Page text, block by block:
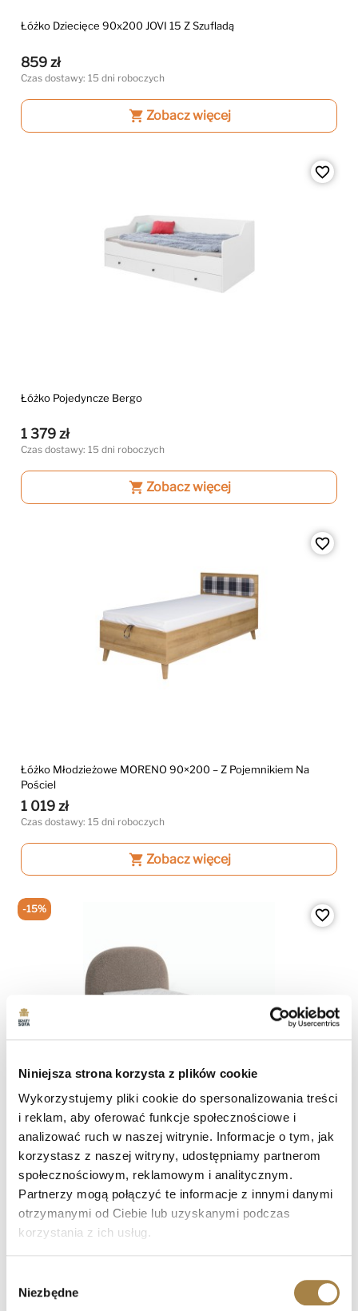
Niniejsza strona korzysta z plików cookie
Wykorzystujemy pliki cookie do spersonalizowania treści
i reklam, aby oferować funkcje społecznościowe i
analizować ruch w naszej witrynie. Informacje o tym, jak
korzystasz z naszej witryny, udostępniamy partnerom
społecznościowym, reklamowym i analitycznym.
Partnerzy mogą połączyć te informacje z innymi danymi
otrzymanymi od Ciebie lub uzyskanymi podczas
korzystania z ich usług.
zgody
Niezbędne
Łóżko Dziecięce 90x200 JOVI 15 Z Szufladą
859 zł
Czas dostawy: 15 dni roboczych
shopping_cart Zobacz więcej
favorite_border
Łóżko Pojedyncze Bergo
1 379 zł
Czas dostawy: 15 dni roboczych
shopping_cart Zobacz więcej
favorite_border
Łóżko Młodzieżowe MORENO 90×200 – Z Pojemnikiem Na
Pościel
1 019 zł
Czas dostawy: 15 dni roboczych
shopping_cart Zobacz więcej
favorite_border
+3
Łóżko Tapicerowane MOTTI 90x200 – Z Pojemnikiem I
Materacem MEDIRO
2 399 zł 2 039 zł
Najniższa cena z 30 dni przed obniżką:2 399 zł
Czas dostawy: 15 dni roboczych
-15%